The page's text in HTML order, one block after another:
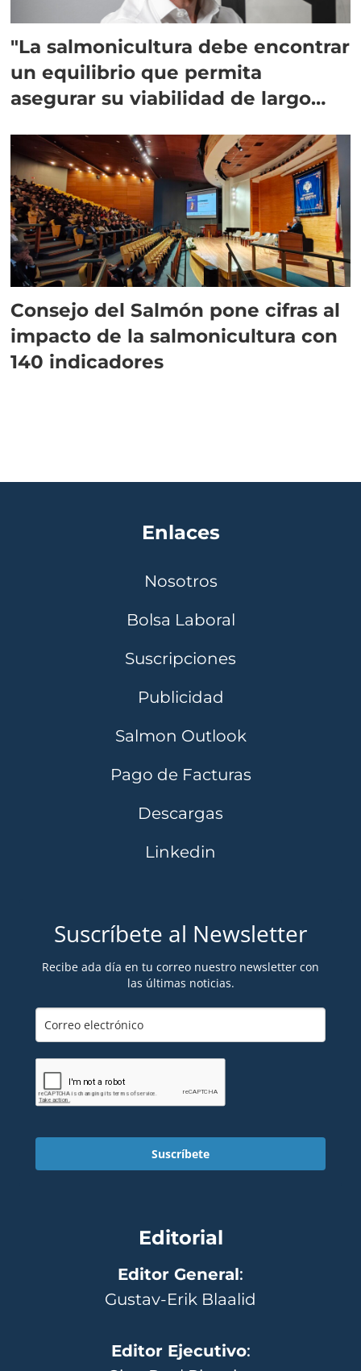
"La salmonicultura debe encontrar
un equilibrio que permita
asegurar su viabilidad de largo
Consejo del Salmón pone cifras al
impacto de la salmonicultura con
140 indicadores
Enlaces
Nosotros
Bolsa Laboral
Suscripciones
Publicidad
Salmon Outlook
Pago de Facturas
Descargas
Linkedin
Suscríbete al Newsletter
Recibe ada día en tu correo nuestro newsletter con
las últimas noticias.
Suscríbete
Editorial
Editor General:
Gustav-Erik Blaalid
Editor Ejecutivo: